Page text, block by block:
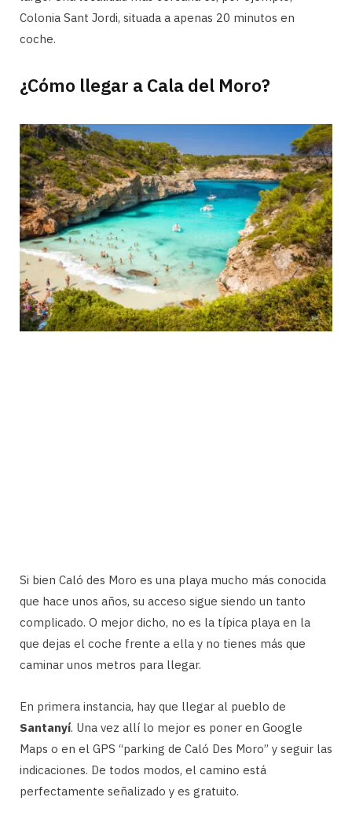
Colonia Sant Jordi, situada a apenas 20 minutos en
coche.
¿Cómo llegar a Cala del Moro?
Si bien Caló des Moro es una playa mucho más conocida
que hace unos años, su acceso sigue siendo un tanto
complicado. O mejor dicho, no es la típica playa en la
que dejas el coche frente a ella y no tienes más que
caminar unos metros para llegar.
En primera instancia, hay que llegar al pueblo de
Santanyí. Una vez allí lo mejor es poner en Google
Maps o en el GPS “parking de Caló Des Moro” y seguir las
indicaciones. De todos modos, el camino está
perfectamente señalizado y es gratuito.